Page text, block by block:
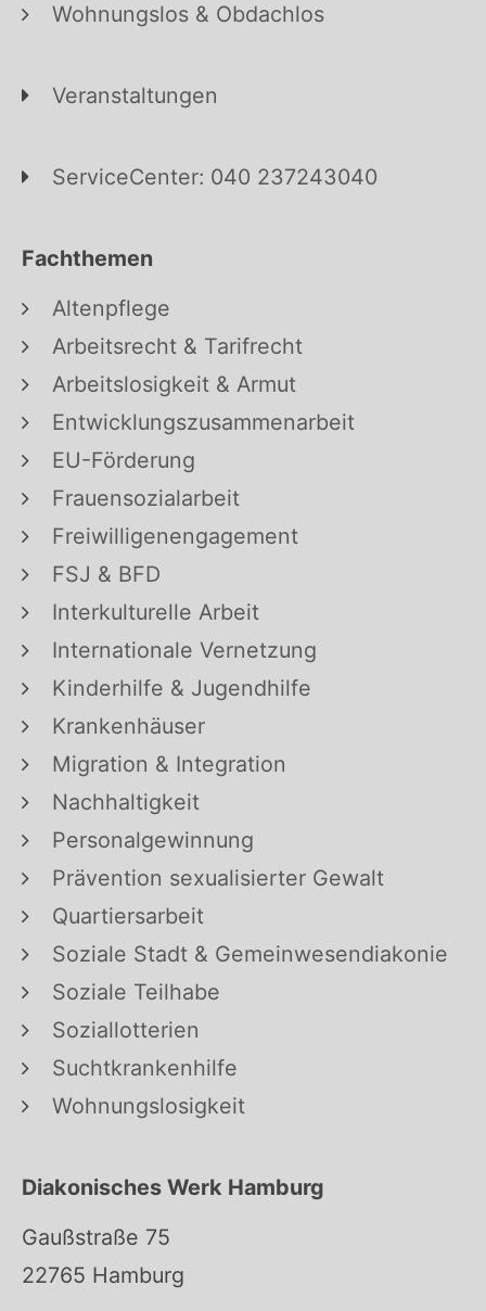
Wohnungslos & Obdachlos
Veranstaltungen
ServiceCenter: 040 237243040
Fachthemen
Altenpflege
Arbeitsrecht & Tarifrecht
Arbeitslosigkeit & Armut
Entwicklungszusammenarbeit
EU-Förderung
Frauensozialarbeit
Freiwilligenengagement
FSJ & BFD
Interkulturelle Arbeit
Internationale Vernetzung
Kinderhilfe & Jugendhilfe
Krankenhäuser
Migration & Integration
Nachhaltigkeit
Personalgewinnung
Prävention sexualisierter Gewalt
Quartiersarbeit
Soziale Stadt & Gemeinwesendiakonie
Soziale Teilhabe
Soziallotterien
Suchtkrankenhilfe
Wohnungslosigkeit
Diakonisches Werk Hamburg
Gaußstraße 75
22765 Hamburg